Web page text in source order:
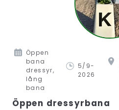
Öppen
bana
dressyr,
lång
bana
5/9-
2026
Öppen dressyrbana